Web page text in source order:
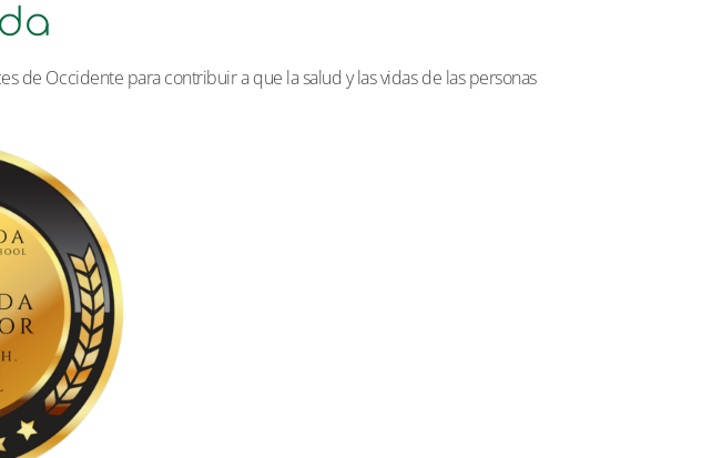
de Occidente para contribuir a que la salud y las vidas de las personas